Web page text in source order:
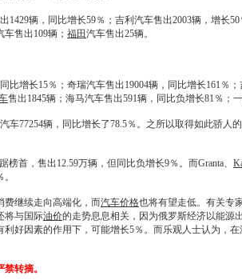
1429辆，同比增长59％；吉利汽车售出2003辆，增长50
车售出109辆； 福田汽车售出25辆。
比增长15％； 奇瑞汽车售出19004辆，同比增长161％
售出1845辆； 海马汽车售出591辆，同比负增长81％；
77254辆，同比增长了78.5％。之所以取得如此骄人
榜首，售出12.59万辆，但同比负增长9％。而Granta、
继续走向高端化，而汽车价格也将有望走低。有关专
将与国际油价的走势息息相关，因为俄罗斯经济以能源
好因素的作用下，可能增长5％。而乐观人士认为，
转摘。